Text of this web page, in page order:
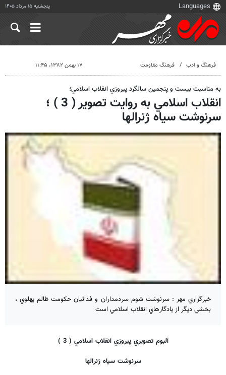
پنجشنبه ۱۵ مرداد ۱۴۰۵
فرهنگ و ادب فرهنگ مقاومت ۱۷ بهمن ۱۳۸۲، ۱۱:۴۵
به مناسبت بيست و پنجمين سالگرد پيروزي انقلاب اسلامي؛
انقلاب اسلامي به روايت تصوير ( 3 ) ؛
سرنوشت سياه ژنرالها
خبرگزاري مهر : سرنوشت شوم سردمداران و فدائيان حكومت ظالم پهلوي ،
بخشي ديگر از يادگارهاي انقلاب اسلامي است
آلبوم تصويري پيروزي انقلاب اسلامي ( 3 )
سرنوشت سياه ژنرالها